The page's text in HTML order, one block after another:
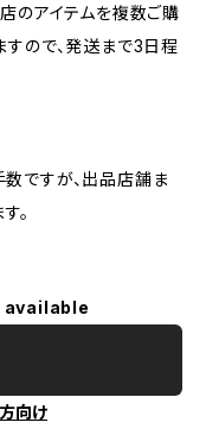
のアイテムを複数ご購
すので、発送まで3日程
ですが、出品店舗ま
。
向け